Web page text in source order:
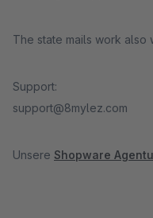
The state mails work also
Support:
support@8mylez.com
Unsere Shopware